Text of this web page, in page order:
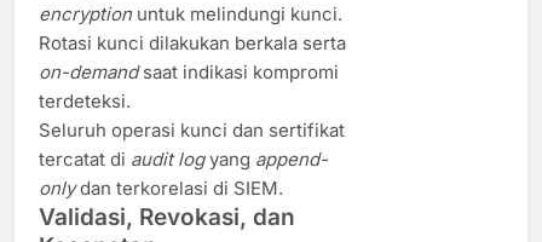
encryption untuk melindungi kunci.
Rotasi kunci dilakukan berkala serta
on-demandsaat indikasi kompromi
terdeteksi.
Seluruh operasi kunci dan sertifikat
tercatat di audit logyang append-
onlydan terkorelasi di SIEM.
Validasi, Revokasi, dan